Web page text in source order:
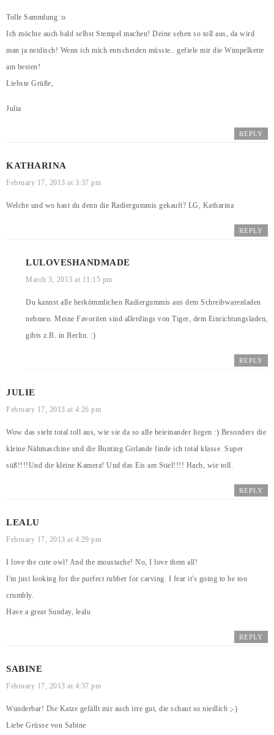
Tolle Sammlung :o
Ich möchte auch bald selbst Stempel machen! Deine sehen so toll aus, da wird
man ja neidisch! Wenn ich mich entscheiden müsste.. gefiele mir die Wimpelkette
am besten!
Liebste Grüße,
Julia
REPLY
KATHARINA
February 17, 2013 at 3:37 pm
Welche und wo hast du denn die Radiergummis gekauft? LG, Katharina
REPLY
LULOVESHANDMADE
March 3, 2013 at 11:15 pm
Du kannst alle herkömmlichen Radiergummis aus dem Schreibwarenladen
nehmen. Meine Favoriten sind allerdings von Tiger, dem Einrichtungsladen,
gibts z.B. in Berlin. :)
REPLY
JULIE
February 17, 2013 at 4:26 pm
Wow das sieht total toll aus, wie sie da so alle beieinander liegen :) Besonders die
kleine Nähmaschine und die Bunting Girlande finde ich total klasse. Super
süß!!!!Und die kleine Kamera! Und das Eis am Stiel!!!! Hach, wie toll.
REPLY
LEALU
February 17, 2013 at 4:29 pm
I love the cute owl! And the moustache! No, I love them all!
I'm just looking for the purfect rubber for carving. I fear it's going to be too
crumbly.
Have a great Sunday, lealu
REPLY
SABINE
February 17, 2013 at 4:37 pm
Wunderbar! Die Katze gefällt mir auch irre gut, die schaut so niedlich ;-)
Liebe Grüsse von Sabine